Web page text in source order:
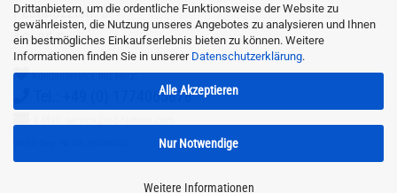
Drittanbietern, um die ordentliche Funktionsweise der Website zu
gewährleisten, die Nutzung unseres Angebotes zu analysieren und Ihnen
ein bestmögliches Einkaufserlebnis bieten zu können. Weitere
Informationen finden Sie in unserer Datenschutzerklärung.
Alle Akzeptieren
Nur Notwendige
Weitere Informationen
Pestalozzistr. 3
10625 Berlin
Kundenservice mit Herz:
Tel.: +49 (0) 1774065878